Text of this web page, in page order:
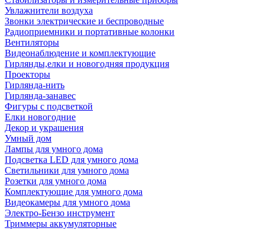
Увлажнители воздуха
Звонки электрические и беспроводные
Радиоприемники и портативные колонки
Вентиляторы
Видеонаблюдение и комплектующие
Гирлянды,елки и новогодняя продукция
Проекторы
Гирлянда-нить
Гирлянда-занавес
Фигуры с подсветкой
Елки новогодние
Декор и украшения
Умный дом
Лампы для умного дома
Подсветка LED для умного дома
Светильники для умного дома
Розетки для умного дома
Комплектующие для умного дома
Видеокамеры для умного дома
Электро-Бензо инструмент
Триммеры аккумуляторные